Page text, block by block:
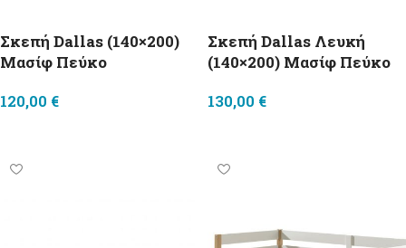
Σκεπή Dallas (140×200)
Μασίφ Πεύκο
120,00 €
Σκεπή Dallas Λευκή
(140×200) Μασίφ Πεύκο
130,00 €